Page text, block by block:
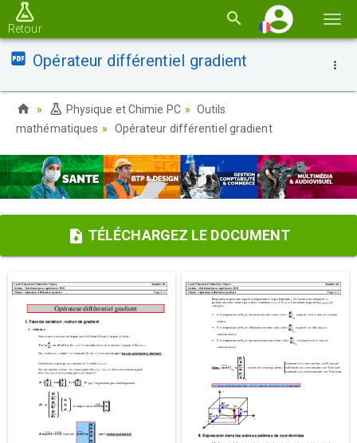
la
Retour
Opérateur différentiel gradient
Physique et Chimie PC
Outils
mathématiques
Opérateur différentiel gradient
TÉLÉCHARGEZ LE DOCUMENT